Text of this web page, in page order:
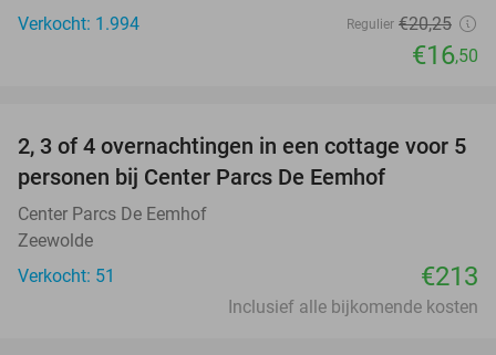
Verkocht: 1.994
Regulier €20,25
€16,50
2, 3 of 4 overnachtingen in een cottage voor 5
personen bij Center Parcs De Eemhof
Center Parcs De Eemhof
Zeewolde
Verkocht: 51
€213
Inclusief alle bijkomende kosten